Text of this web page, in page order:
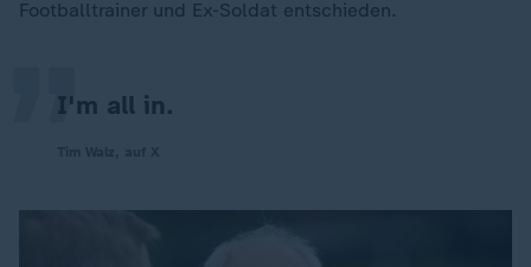
Footballtrainer und Ex-Soldat entschieden.
I'm all in.